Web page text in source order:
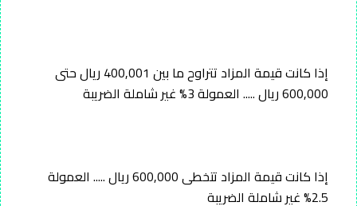
إذا كانت قيمة المزاد تتراوح ما بين 400,001 ريال حتى
600,000 ريال ..... العمولة 3% غير شاملة الضريبة
إذا كانت قيمة المزاد تتخطى 600,000 ريال ..... العمولة
2.5% غير شاملة الضريبة